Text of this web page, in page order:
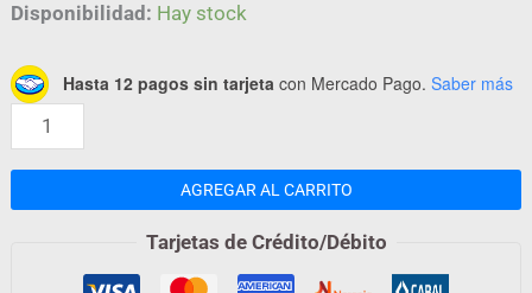
Disponibilidad: Hay stock
Hasta 12 pagos sin tarjeta con Mercado Pago. Saber más
AGREGAR AL CARRITO
Tarjetas de Crédito/Débito